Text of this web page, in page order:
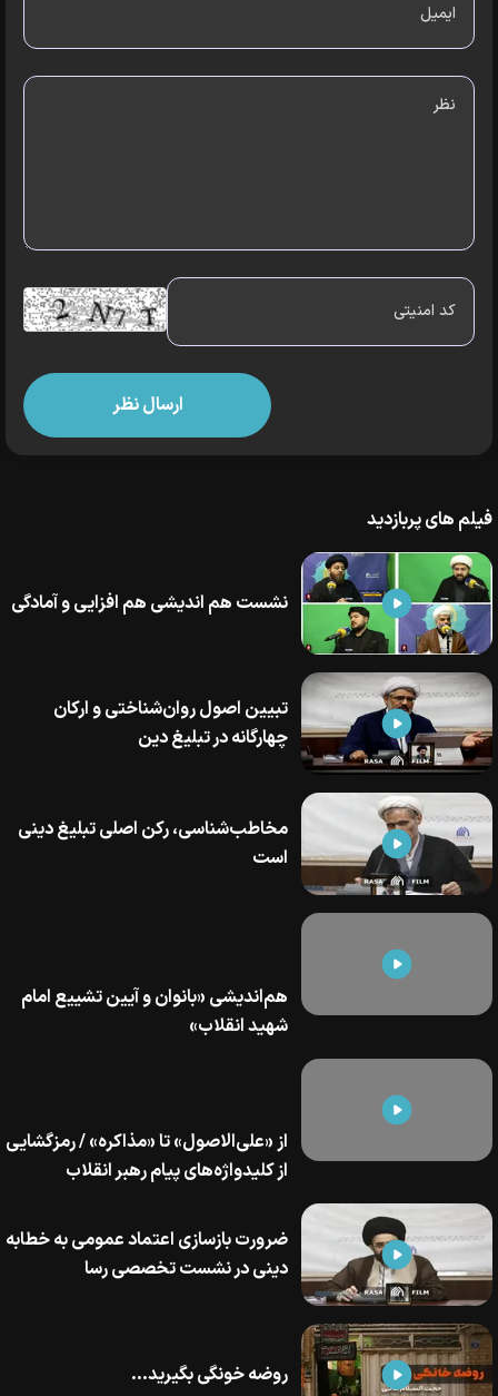
فیلم های پربازدید
نشست هم اندیشی هم افزایی و آمادگی
تبیین اصول روان‌شناختی و ارکان
چهارگانه در تبلیغ دین
مخاطب‌شناسی، رکن اصلی تبلیغ دینی
است
هم‌اندیشی «بانوان و آیین تشییع امام
شهید انقلاب»
از «علی‌الاصول» تا «مذاکره» / رمزگشایی
از کلیدواژه‌های پیام رهبر انقلاب
ضرورت بازسازی اعتماد عمومی به خطابه
دینی در نشست تخصصی رسا
روضه خونگی بگیرید...